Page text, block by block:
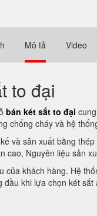
Mô tả Video
to đại
bán két sắt to đại
chống cháy và hệ
và sản xuất bằng
cao, Nguyên liệu sản
của khách hàng. Hệ
khi lựa chọn két